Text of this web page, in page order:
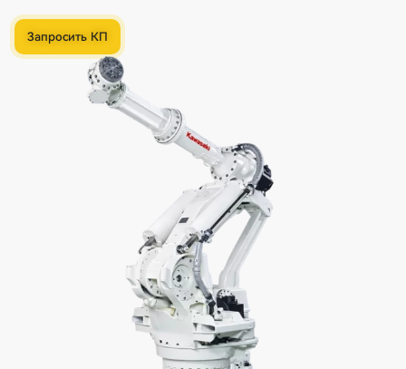
Разгрузка,
Транспортировка
Запросить КП